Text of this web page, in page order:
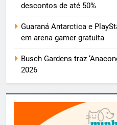
descontos de até 50%
Guaraná Antarctica e
em arena gamer gratuita
Busch Gardens traz
2026